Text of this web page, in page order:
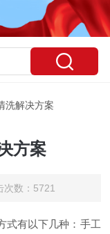
洗解决方案
方案
数：5721
式有以下几种：手工